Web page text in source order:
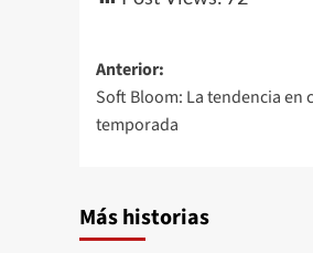
Navegación
de
entradas
Anterior:
Soft Bloom: La tendencia en
temporada
Más historias